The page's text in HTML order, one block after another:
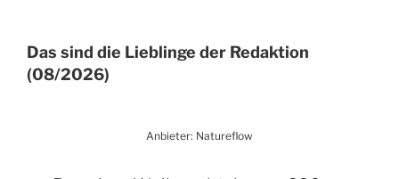
Das sind die Lieblinge der Redaktion
(08/2026)
Anbieter: Natureflow